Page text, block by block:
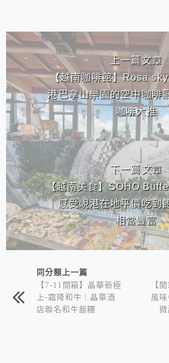
相連文章
上一篇文章
【越南咖啡館】Rosa
港巴拿山樂園的空中咖啡
咖啡大推
下一篇文章
【越南美食】SOHO
｜感受峴港在地平價吃到
相當豐富
同分類上一篇
【7-11開箱】晶華新極
上-霜降和牛｜晶華酒
店聯名和牛飯糰
【
風
微